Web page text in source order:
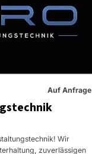
Auf Anfrage
Wir
zuverlässigen